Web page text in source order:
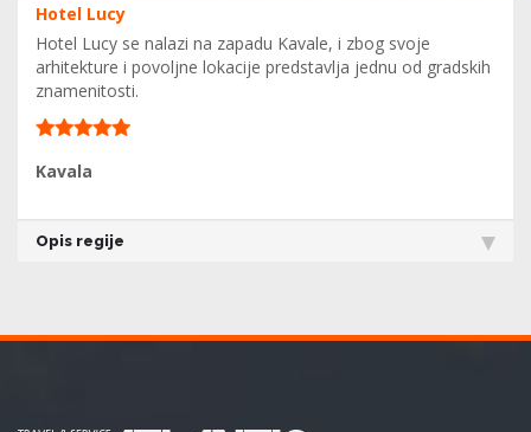
Hotel Lucy
Hotel Lucy se nalazi na zapadu Kavale, i zbog svoje
arhitekture i povoljne lokacije predstavlja jednu od gradskih
znamenitosti.
Kavala
Opis regije